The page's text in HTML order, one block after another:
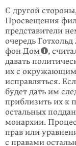
С другой
Просвещения
представители
очередь
фон Дом
,
давать
их с окружающим
исправляться.
будет дать им
приблизить их к
остальных
монархии.
прав или
с правами